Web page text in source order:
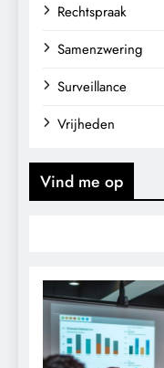
Rechtspraak
Samenzwering
Surveillance
Vrijheden
Vind me op